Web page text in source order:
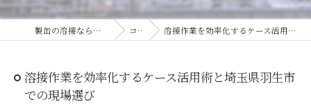
製缶の溶接なら株式会社オオノ工業 コラム 溶接作業を効率化するケース活用術と埼玉県羽生市での現場選び
溶接作業を効率化するケース活用術と埼玉県羽生市
での現場選び